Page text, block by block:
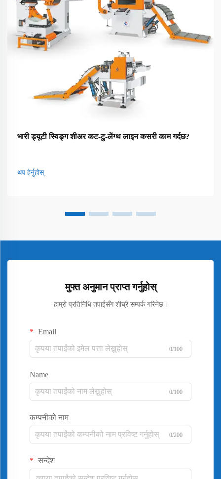
भारी ड्यूटी स्विङ्ग शीअर कट-टु-लेंग्थ लाइन कसरी काम गर्दछ?
थप हेर्नुहोस्
मुफ्त अनुमान प्राप्त गर्नुहोस्
हाम्रो प्रतिनिधि तपाईंसँग शीघ्रै सम्पर्क गरिनेछ।
Email
0/100
Name
0/100
कम्पनीको नाम
0/200
सन्देश